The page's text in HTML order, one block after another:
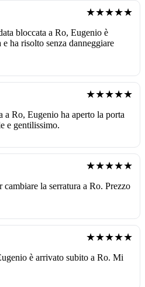
★★★★★
bloccata a Ro, Eugenio è
ha risolto senza danneggiare
★★★★★
a Ro, Eugenio ha aperto la porta
e gentilissimo.
★★★★★
la serratura a Ro. Prezzo
★★★★★
è arrivato subito a Ro. Mi